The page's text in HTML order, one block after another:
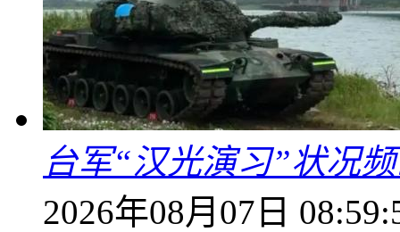
台军“汉光演习”状况
2026年08月07日